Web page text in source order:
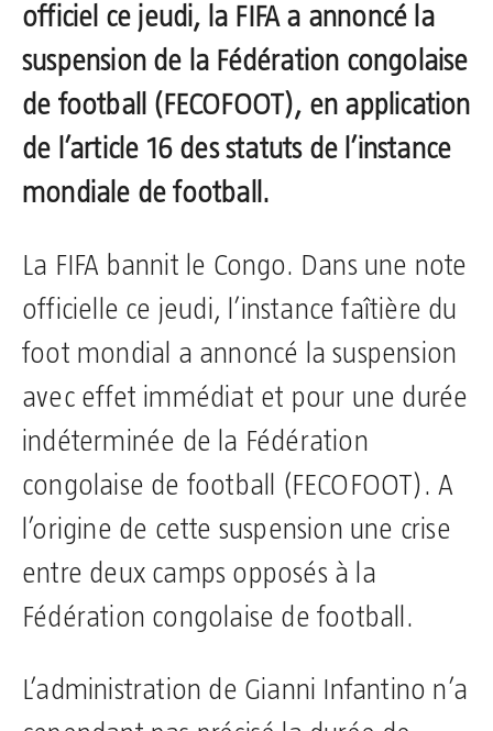
officiel ce jeudi, la FIFA a annoncé la
suspension de la Fédération congolaise
de football (FECOFOOT), en application
de l’article 16 des statuts de l’instance
mondiale de football.
La FIFA bannit le Congo. Dans une note
officielle ce jeudi, l’instance faîtière du
foot mondial a annoncé la suspension
avec effet immédiat et pour une durée
indéterminée de la Fédération
congolaise de football (FECOFOOT). A
l’origine de cette suspension une crise
entre deux camps opposés à la
Fédération congolaise de football.
L’administration de Gianni Infantino n’a